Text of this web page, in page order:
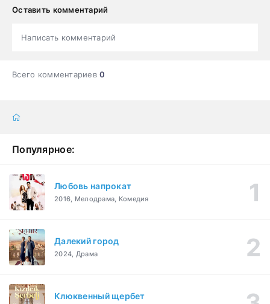
Оставить комментарий
Написать комментарий
Всего комментариев0
Популярное:
Любовь напрокат
2016, Мелодрама, Комедия
Далекий город
2024, Драма
Клюквенный щербет